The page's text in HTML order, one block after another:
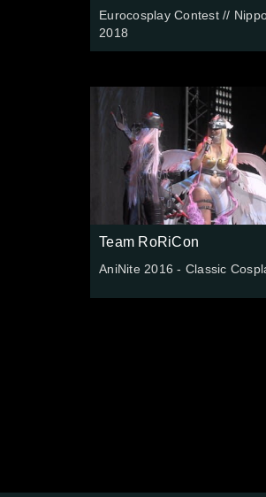
Eurocosplay Contest //
2018
Team RoRiCon
AniNite 2016 - Classic